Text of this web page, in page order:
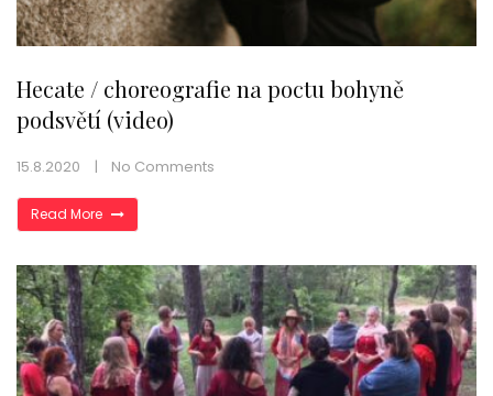
Hecate / choreografie na poctu bohyně
podsvětí (video)
15.8.2020 No Comments
Read More